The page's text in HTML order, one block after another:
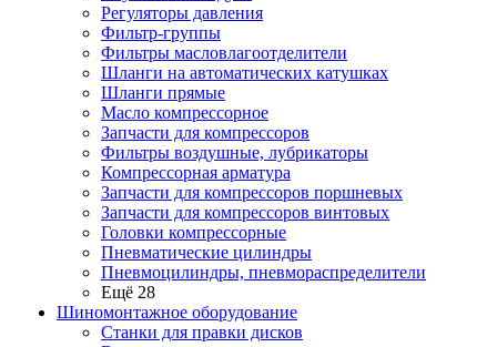
Регуляторы давления
Фильтр-группы
Фильтры масловлагоотделители
Шланги на автоматических катушках
Шланги прямые
Масло компрессорное
Запчасти для компрессоров
Фильтры воздушные, лубрикаторы
Компрессорная арматура
Запчасти для компрессоров поршневых
Запчасти для компрессоров винтовых
Головки компрессорные
Пневматические цилиндры
Пневмоцилиндры, пневмораспределители
Ещё 28
Шиномонтажное оборудование
Станки для правки дисков